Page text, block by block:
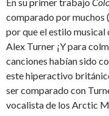
comparado por muchos
por que el estilo musical
Alex Turner ¡Y para
canciones habían sido
este hiperactivo
ser comparado con
vocalista de los Arctic